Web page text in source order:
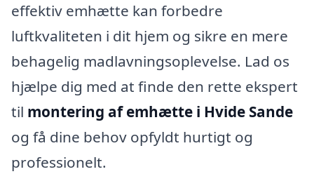
effektiv emhætte kan forbedre
luftkvaliteten i dit hjem og sikre en mere
behagelig madlavningsoplevelse. Lad os
hjælpe dig med at finde den rette ekspert
til montering af emhætte i Hvide Sande
og få dine behov opfyldt hurtigt og
professionelt.